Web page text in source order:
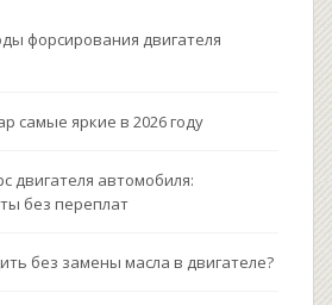
форсирования двигателя
самые яркие в 2026 году
двигателя автомобиля:
без переплат
без замены масла в двигателе?